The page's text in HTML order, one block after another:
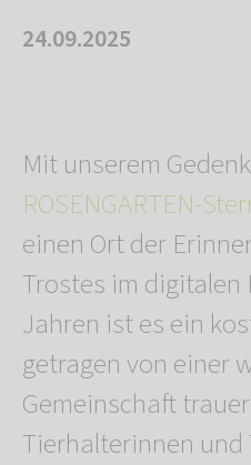
24.09.2025
Mit unserem
ROSENGARTEN-
einen Ort der
Trostes im digitalen
Jahren ist es ein
getragen von einer
Gemeinschaft
Tierhalterinnen und